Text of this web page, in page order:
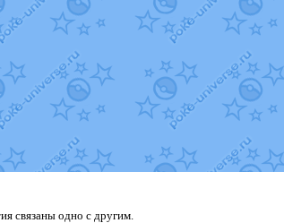
связаны одно с другим.